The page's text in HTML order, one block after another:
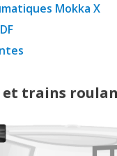
Mokka X
trains